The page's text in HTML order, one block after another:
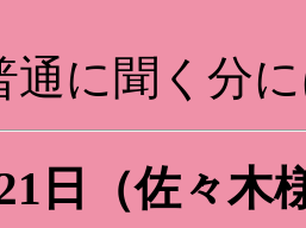
通に聞く分
21日（佐々